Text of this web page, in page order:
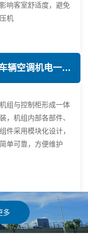
响客室舒适度，避免
机
轨道车辆空调机电一体化技术
组与控制柜形成一体
，机组内部各部件、
件采用模块化设计，
单可靠，方便维护
多